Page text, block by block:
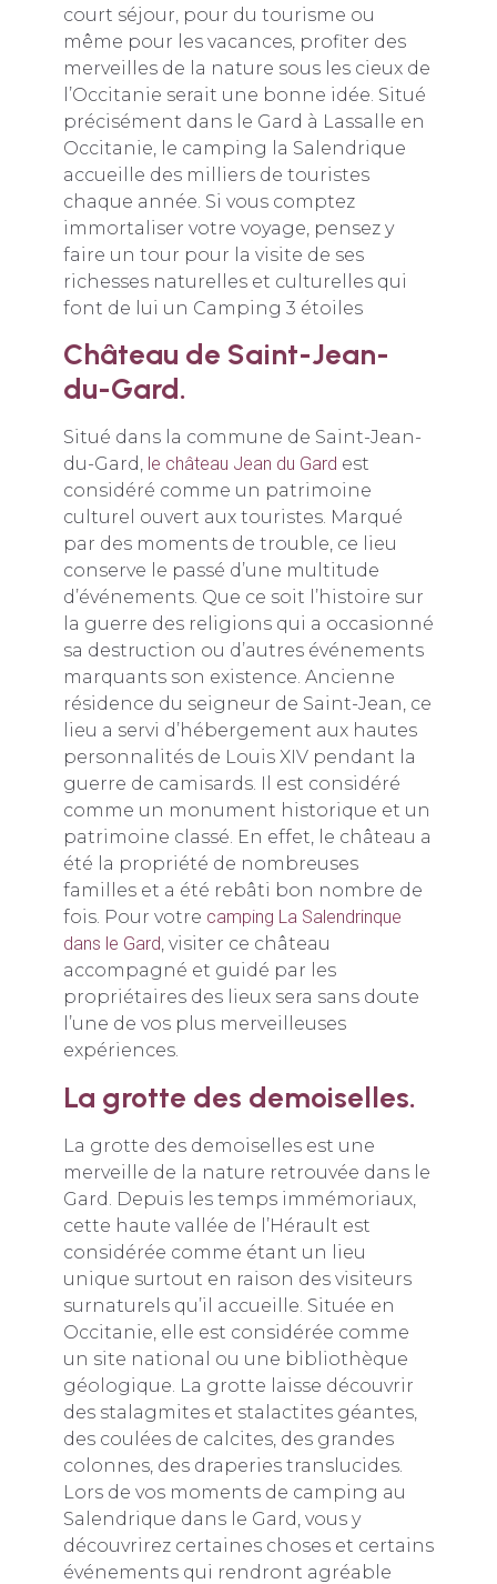
court séjour, pour du tourisme ou
même pour les vacances, profiter des
merveilles de la nature sous les cieux de
l’Occitanie serait une bonne idée. Situé
précisément dans le Gard à Lassalle en
Occitanie, le camping la Salendrique
accueille des milliers de touristes
chaque année. Si vous comptez
immortaliser votre voyage, pensez y
faire un tour pour la visite de ses
richesses naturelles et culturelles qui
font de lui un Camping 3 étoiles
Château de Saint-Jean-
du-Gard.
Situé dans la commune de Saint-Jean-
du-Gard, le château Jean du Gard est
considéré comme un patrimoine
culturel ouvert aux touristes. Marqué
par des moments de trouble, ce lieu
conserve le passé d’une multitude
d’événements. Que ce soit l’histoire sur
la guerre des religions qui a occasionné
sa destruction ou d’autres événements
marquants son existence. Ancienne
résidence du seigneur de Saint-Jean, ce
lieu a servi d’hébergement aux hautes
personnalités de Louis XIV pendant la
guerre de camisards. Il est considéré
comme un monument historique et un
patrimoine classé. En effet, le château a
été la propriété de nombreuses
familles et a été rebâti bon nombre de
fois. Pour votre camping La Salendrinque
dans le Gard, visiter ce château
accompagné et guidé par les
propriétaires des lieux sera sans doute
l’une de vos plus merveilleuses
expériences.
La grotte des demoiselles.
La grotte des demoiselles est une
merveille de la nature retrouvée dans le
Gard. Depuis les temps immémoriaux,
cette haute vallée de l’Hérault est
considérée comme étant un lieu
unique surtout en raison des visiteurs
surnaturels qu’il accueille. Située en
Occitanie, elle est considérée comme
un site national ou une bibliothèque
géologique. La grotte laisse découvrir
des stalagmites et stalactites géantes,
des coulées de calcites, des grandes
colonnes, des draperies translucides.
Lors de vos moments de camping au
Salendrique dans le Gard, vous y
découvrirez certaines choses et certains
événements qui rendront agréable